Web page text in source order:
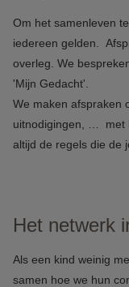
Om het samenleven
iedereen gelden.
overleg. We
'Mijn Gedacht'.
We maken afspraken
uitnodigingen, … met
altijd de regels die de
Het netwerk
Als een kind weinig
samen hoe we hun